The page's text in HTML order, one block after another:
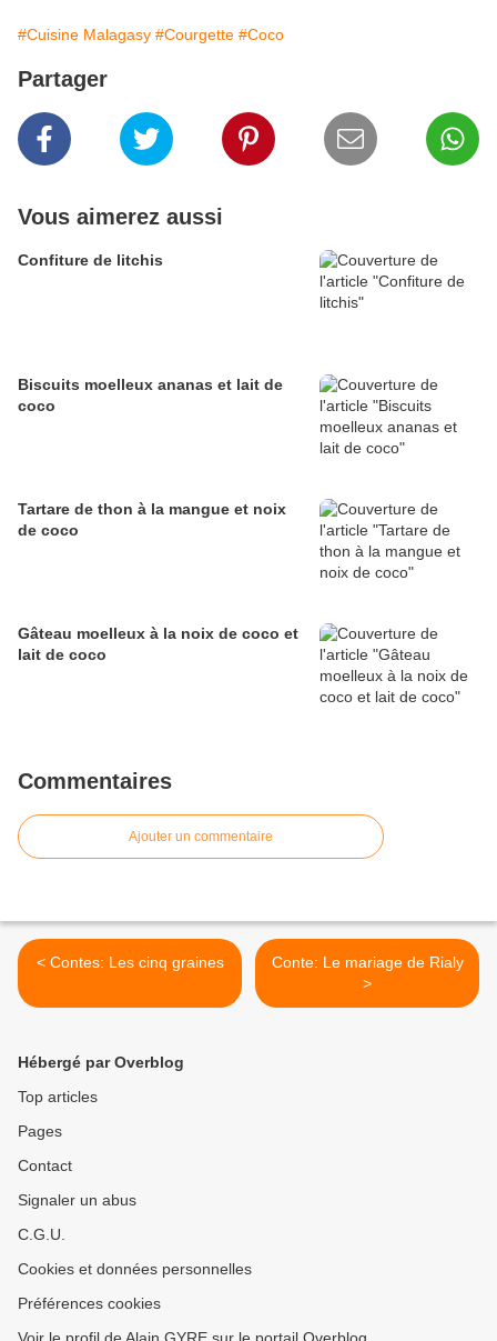
#Cuisine Malagasy #Courgette #Coco
Partager
Vous aimerez aussi
Confiture de litchis
Biscuits moelleux ananas et lait de
coco
Tartare de thon à la mangue et noix
de coco
Gâteau moelleux à la noix de coco et
lait de coco
Commentaires
Ajouter un commentaire
< Contes: Les cinq graines
Conte: Le mariage de Rialy
>
Hébergé par Overblog
Top articles
Pages
Contact
Signaler un abus
C.G.U.
Cookies et données personnelles
Préférences cookies
Voir le profil de Alain GYRE sur le portail Overblog